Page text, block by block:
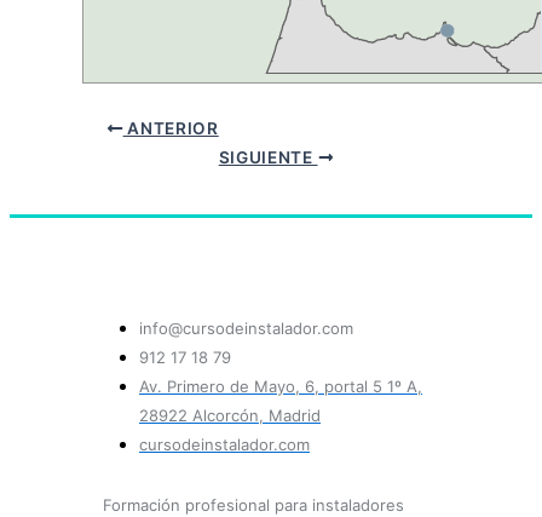
ANTERIOR
SIGUIENTE
info@cursodeinstalador.com
912 17 18 79
Av. Primero de Mayo, 6, portal 5 1º A,
28922 Alcorcón, Madrid
cursodeinstalador.com
Formación profesional para instaladores